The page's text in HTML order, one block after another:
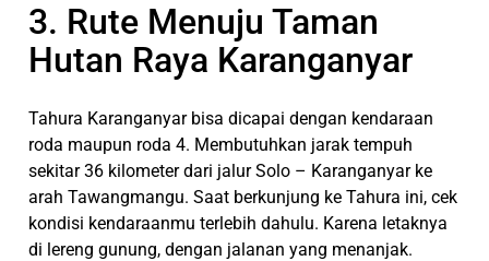
3. Rute Menuju Taman
Hutan Raya Karanganyar
Tahura Karanganyar bisa dicapai dengan kendaraan
roda maupun roda 4. Membutuhkan jarak tempuh
sekitar 36 kilometer dari jalur Solo – Karanganyar ke
arah Tawangmangu. Saat berkunjung ke Tahura ini, cek
kondisi kendaraanmu terlebih dahulu. Karena letaknya
di lereng gunung, dengan jalanan yang menanjak.